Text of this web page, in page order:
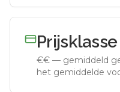
Prijsklasse
€€ — gemiddeld
het gemiddelde